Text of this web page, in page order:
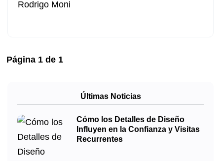
Rodrigo Moni
Página 1 de 1
Últimas Noticias
Cómo los Detalles de Diseño
Influyen en la Confianza y Visitas
Recurrentes